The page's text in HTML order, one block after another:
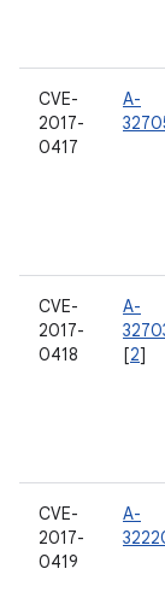
CVE-
2017-
0417
A-
CVE-
2017-
0418
A-
[2]
CVE-
2017-
0419
A-